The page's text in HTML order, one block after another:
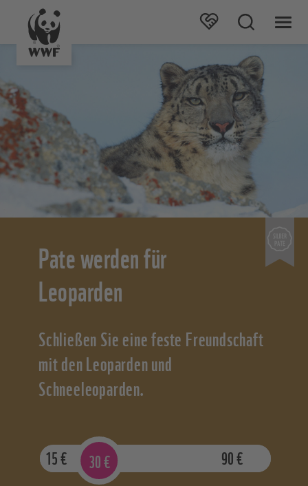
Pate werden für
Leoparden
Schließen Sie eine feste Freundschaft
mit den Leoparden und
Schneeleoparden.
30€
15€ 90€